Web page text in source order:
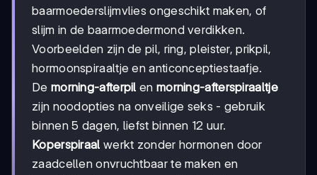
baarmoederslijmvlies ongeschikt maken, of
slijm in de baarmoedermond verdikken.
Voorbeelden zijn de pil, ring, pleister, prikpil,
hormoonspiraaltje en anticonceptiestaafje.
De morning-afterpil en morning-afterspiraaltje
zijn noodopties na onveilige seks - gebruik
binnen 5 dagen, liefst binnen 12 uur.
Koperspiraal werkt zonder hormonen door
zaadcellen onvruchtbaar te maken en